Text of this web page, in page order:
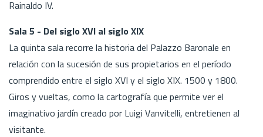
Rainaldo IV.
Sala 5 - Del siglo XVI al siglo XIX
La quinta sala recorre la historia del Palazzo Baronale en
relación con la sucesión de sus propietarios en el período
comprendido entre el siglo XVI y el siglo XIX. 1500 y 1800.
Giros y vueltas, como la cartografía que permite ver el
imaginativo jardín creado por Luigi Vanvitelli, entretienen al
visitante.